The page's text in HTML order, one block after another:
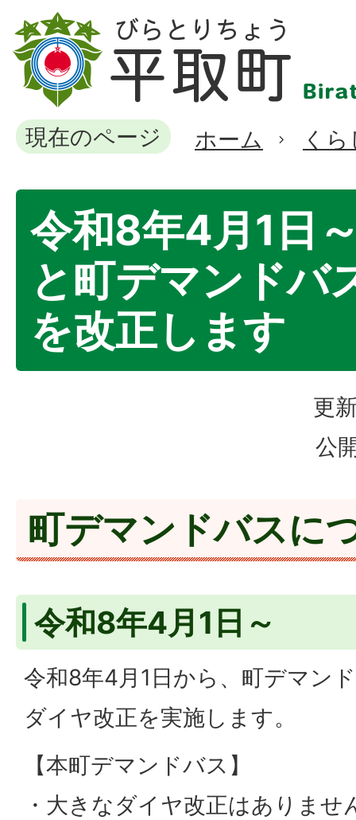
現在のページ ホーム く
令和8年4月1日
と町デマンドバ
を改正します
更
公
町デマンドバスに
令和8年4月1日～
令和8年4月1日から、町デマン
ダイヤ改正を実施します。
【本町デマンドバス】
・大きなダイヤ改正はありませ